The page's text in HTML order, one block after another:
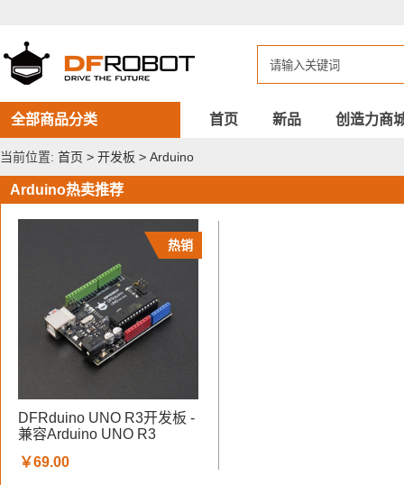
全部商品分类 首页 新品 创造力商
当前位置: 首页 > 开发板 > Arduino
Arduino热卖推荐
热销
DFRduino UNO R3开发板 -
兼容Arduino UNO R3
￥69.00